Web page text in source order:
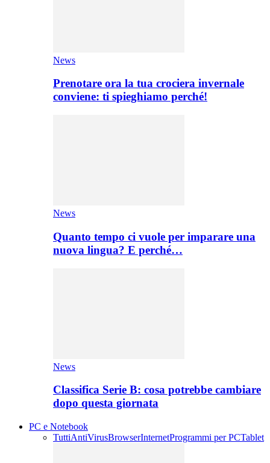
News
Prenotare ora la tua crociera invernale
conviene: ti spieghiamo perché!
News
Quanto tempo ci vuole per imparare una
nuova lingua? E perché…
News
Classifica Serie B: cosa potrebbe cambiare
dopo questa giornata
PC e Notebook
TuttiAntiVirusBrowserInternetProgrammi per PCTablet